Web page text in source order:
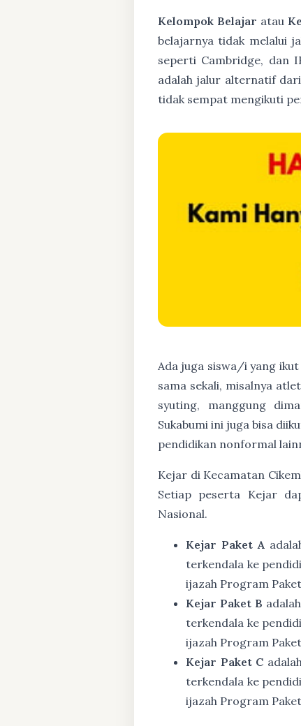
Kelompok Belajar atau
belajarnya tidak melalui
seperti Cambridge, dan
adalah jalur alternatif
tidak sempat mengikuti
Ada juga siswa/i yang
sama sekali, misalnya
syuting, manggung
Sukabumi ini juga bisa
pendidikan nonformal
Kejar di Kecamatan
Setiap peserta Kejar
Nasional.
Kejar Paket A
terkendala ke
ijazah Program
Kejar Paket B
terkendala ke
ijazah Program
Kejar Paket C
terkendala ke
ijazah Program